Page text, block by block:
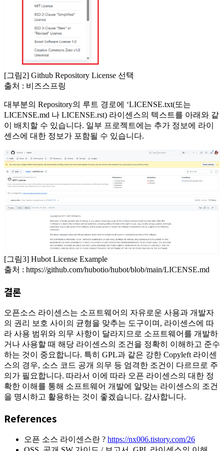
[그림2] Github Repository License 선택
출처 : 비즈스프링
대부분의 Repository의 루트 경로에 ‘LICENSE.txt(또는
LICENSE.md 나 LICENSE.rst) 라이센스의 텍스트를 아래와 같
이 배치할 수 있습니다. 일부 프로젝트에는 추가 정보에 라이
센스에 대한 정보가 포함될 수 있습니다.
[그림3] Hubot License Example
출처 : https://github.com/hubotio/hubot/blob/main/LICENSE.md
결론
오픈소스 라이센스는 소프트웨어의 자유로운 사용과 개발자
의 권리 보호 사이의 균형을 맞추는 도구이며, 라이센스에 따
라 사용 범위와 의무 사항이 달라지므로 소프트웨어를 개발하
거나 사용할 때 해당 라이센스의 조건을 정확히 이해하고 준수
하는 것이 중요합니다. 특히 GPL과 같은 강한 Copyleft 라이센
스의 경우, 소스 코드 공개 의무 등 엄격한 조건이 다르므로 주
의가 필요합니다. 따라서 이에 따라 오픈 라이센스의 대한 정
확한 이해를 통해 소프트웨어 개발에 알맞는 라이센스의 조건
을 명시하고 활용하는 것이 좋겠습니다. 감사합니다.
References
오픈 소스 라이센스란 ? https://nx006.tistory.com/26